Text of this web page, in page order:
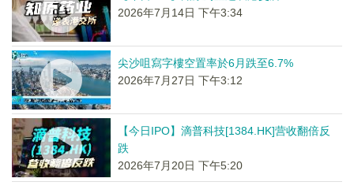
2026年7月14日 下午3:34
尖沙咀寫字樓空置率於6月跌至6.7%
2026年7月27日 下午3:12
【今日IPO】滴普科技[1384.HK]营收翻倍反
跌
2026年7月20日 下午5:20